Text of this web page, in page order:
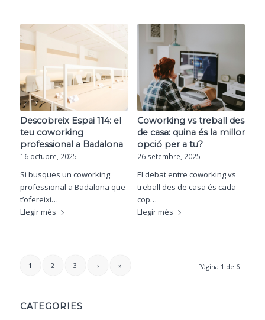
Descobreix Espai 114: el
teu coworking
professional a Badalona
16 octubre, 2025
Si busques un coworking
professional a Badalona que
t’ofereixi…
Llegir més
Coworking vs treball des
de casa: quina és la millor
opció per a tu?
26 setembre, 2025
El debat entre coworking vs
treball des de casa és cada
cop…
Llegir més
Pàgina 1 de 6
1 2 3 › »
CATEGORIES